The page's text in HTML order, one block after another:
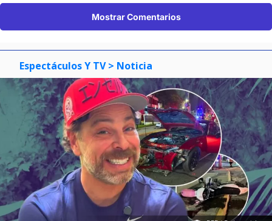
Mostrar Comentarios
Espectáculos Y TV > Noticia